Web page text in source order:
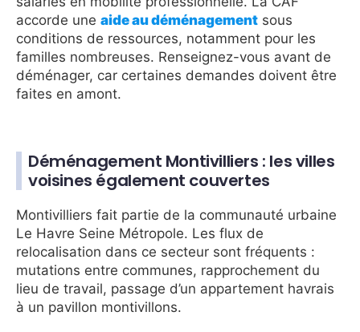
accorde une aide au déménagement sous
conditions de ressources, notamment pour les
familles nombreuses. Renseignez-vous avant de
déménager, car certaines demandes doivent être
faites en amont.
Déménagement Montivilliers : les villes
voisines également couvertes
Montivilliers fait partie de la communauté urbaine
Le Havre Seine Métropole. Les flux de
relocalisation dans ce secteur sont fréquents :
mutations entre communes, rapprochement du
lieu de travail, passage d’un appartement havrais
à un pavillon montivillons.